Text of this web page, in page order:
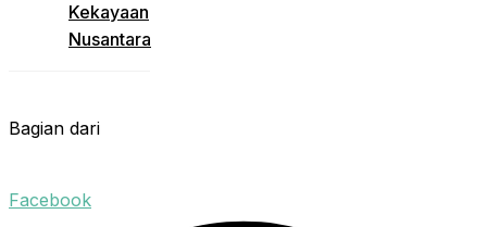
Kekayaan
Nusantara
Bagian dari
Facebook